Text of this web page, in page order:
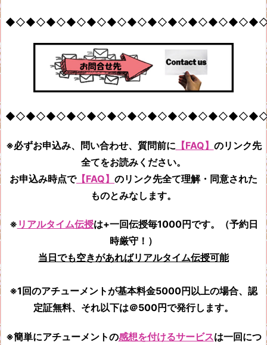
※必ずお申込み、問い合わせ、質問前に 【FAQ】 のリンク先
全てをお読みください。
お申込み時点で【FAQ】 のリンク先全て理解・同意された
ものとみなします。
※ リアルタイム伝授は+一回伝授毎1000円です。（予約日
時厳守！）
当日でも空きがあればリアルタイム伝授可能
※1回のアチューメントが基本料金5000円以上の場合、認
定証無料、それ以下は＠500円で発行します。
※簡単にアチューメントの感想を付けるサービスは一回につ